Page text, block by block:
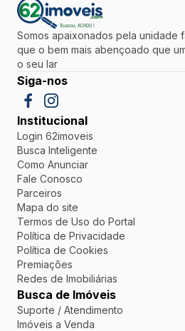
Somos apaixonados pela unidade
que o bem mais abençoado que
o seu lar
Siga-nos
Institucional
Login 62imoveis
Busca Inteligente
Como Anunciar
Fale Conosco
Parceiros
Mapa do site
Termos de Uso do Portal
Política de Privacidade
Política de Cookies
Premiações
Redes de Imobiliárias
Busca de Imóveis
Suporte / Atendimento
Imóveis a Venda